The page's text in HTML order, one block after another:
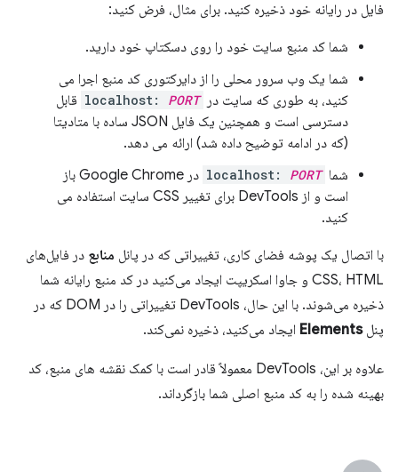
فایل در رایانه خود ذخیره کنید. برای مثال، فرض کنید:
شما کد منبع سایت خود را روی دسکتاپ خود دارید.
شما یک وب سرور محلی را از دایرکتوری کد منبع اجرا می
کنید، به طوری که سایت در
localhost: PORT
قابل
دسترسی است و همچنین یک فایل JSON ساده با متادیتا
(که در ادامه توضیح داده شد) ارائه می دهد.
شما
localhost: PORT
در Google Chrome باز
است و از DevTools برای تغییر CSS سایت استفاده می
کنید.
با اتصال یک پوشه فضای کاری، تغییراتی که در پانل منابع در فایل‌های
CSS، HTML و جاوا اسکریپت ایجاد می‌کنید در کد منبع رایانه شما
ذخیره می‌شوند. با این حال، DevTools تغییراتی را در DOM که در
پنلElements ایجاد می‌کنید، ذخیره نمی‌کند.
علاوه بر این، DevTools معمولاً قادر است با کمک نقشه های منبع، کد
بهینه شده را به کد منبع اصلی شما بازگرداند.